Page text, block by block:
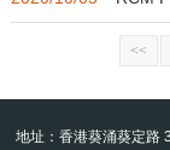
<<
地址：香港葵涌葵定路